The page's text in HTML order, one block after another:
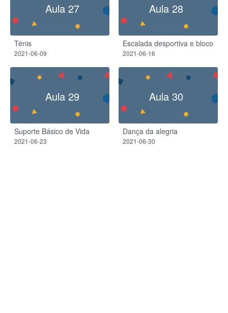
Aula 27
Ténis
2021-06-09
Aula 28
Escalada desportiva e bloco
2021-06-16
Aula 29
Suporte Básico de Vida
2021-06-23
Aula 30
Dança da alegria
2021-06-30